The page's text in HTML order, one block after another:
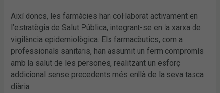
Així doncs, les farmàcies han col·laborat activament en
l’estratègia de Salut Pública, integrant-se en la xarxa de
vigilància epidemiològica. Els farmacèutics, com a
professionals sanitaris, han assumit un ferm compromís
amb la salut de les persones, realitzant un esforç
addicional sense precedents més enllà de la seva tasca
diària.